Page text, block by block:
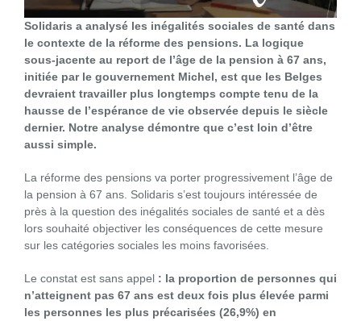
Solidaris a analysé les inégalités sociales de santé dans
le contexte de la réforme des pensions. La logique
sous-jacente au report de l’âge de la pension à 67 ans,
initiée par le gouvernement Michel, est que les Belges
devraient travailler plus longtemps compte tenu de la
hausse de l’espérance de vie observée depuis le siècle
dernier. Notre analyse démontre que c’est loin d’être
aussi simple.
La réforme des pensions va porter progressivement l’âge de
la pension à 67 ans. Solidaris s’est toujours intéressée de
près à la question des inégalités sociales de santé et a dès
lors souhaité objectiver les conséquences de cette mesure
sur les catégories sociales les moins favorisées.
Le constat est sans appel : la proportion de personnes qui
n’atteignent pas 67 ans est deux fois plus élevée parmi
les personnes les plus précarisées (26,9%) en